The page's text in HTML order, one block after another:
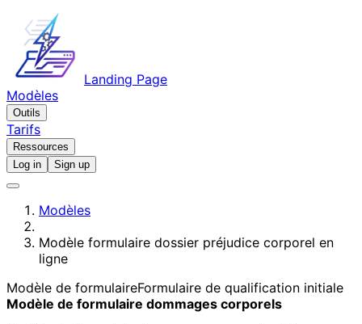
Landing Page
Modèles
Outils
Tarifs
Ressources
Log in
Sign up
Modèles
Modèle formulaire dossier préjudice corporel en
ligne
Modèle de formulaireFormulaire de qualification initiale
Modèle de formulaire dommages corporels